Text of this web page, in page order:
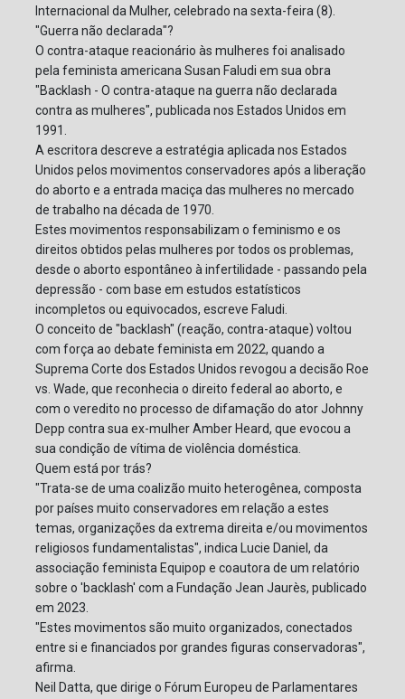
Internacional da Mulher, celebrado na sexta-feira (8).
"Guerra não declarada"?
O contra-ataque reacionário às mulheres foi analisado
pela feminista americana Susan Faludi em sua obra
"Backlash - O contra-ataque na guerra não declarada
contra as mulheres", publicada nos Estados Unidos em
1991.
A escritora descreve a estratégia aplicada nos Estados
Unidos pelos movimentos conservadores após a liberação
do aborto e a entrada maciça das mulheres no mercado
de trabalho na década de 1970.
Estes movimentos responsabilizam o feminismo e os
direitos obtidos pelas mulheres por todos os problemas,
desde o aborto espontâneo à infertilidade - passando pela
depressão - com base em estudos estatísticos
incompletos ou equivocados, escreve Faludi.
O conceito de "backlash" (reação, contra-ataque) voltou
com força ao debate feminista em 2022, quando a
Suprema Corte dos Estados Unidos revogou a decisão Roe
vs. Wade, que reconhecia o direito federal ao aborto, e
com o veredito no processo de difamação do ator Johnny
Depp contra sua ex-mulher Amber Heard, que evocou a
sua condição de vítima de violência doméstica.
Quem está por trás?
"Trata-se de uma coalizão muito heterogênea, composta
por países muito conservadores em relação a estes
temas, organizações da extrema direita e/ou movimentos
religiosos fundamentalistas", indica Lucie Daniel, da
associação feminista Equipop e coautora de um relatório
sobre o 'backlash' com a Fundação Jean Jaurès, publicado
em 2023.
"Estes movimentos são muito organizados, conectados
entre si e financiados por grandes figuras conservadoras",
afirma.
Neil Datta, que dirige o Fórum Europeu de Parlamentares